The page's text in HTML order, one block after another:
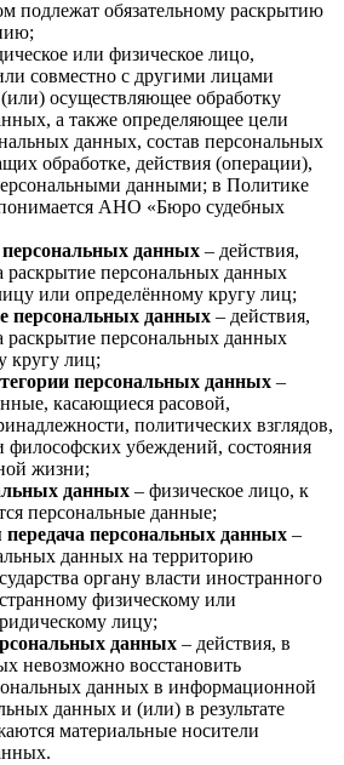
подлежат обязательному раскрытию
или физическое лицо,
совместно с другими лицами
осуществляющее обработку
а также определяющее цели
данных, состав персональных
обработке, действия (операции),
данными; в Политике
АНО «Бюро судебных
персональных данных – действия,
раскрытие персональных данных
или определённому кругу лиц;
персональных данных – действия,
раскрытие персональных данных
кругу лиц;
персональных данных –
касающиеся расовой,
политических взглядов,
философских убеждений, состояния
жизни;
данных – физическое лицо, к
персональные данные;
передача персональных данных –
данных на территорию
органу власти иностранного
физическому или
лицу;
данных – действия, в
невозможно восстановить
данных в информационной
данных и (или) в результате
материальные носители